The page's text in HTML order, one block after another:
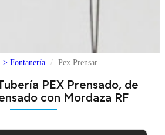
> Fontanería Pex Prensar
PEX Prensado, de
con Mordaza RF